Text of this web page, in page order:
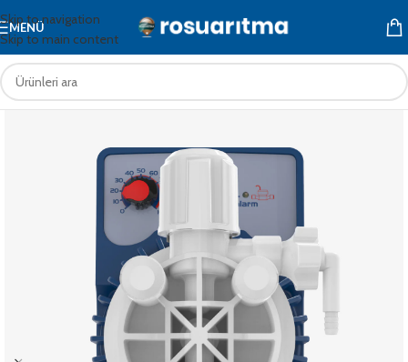
Skip to navigation
Skip to main content
MENÜ